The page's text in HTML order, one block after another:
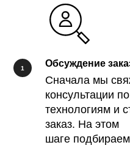
Обсуждение
Сначала мы
консультации
технологиям и
заказ. На этом
шаге